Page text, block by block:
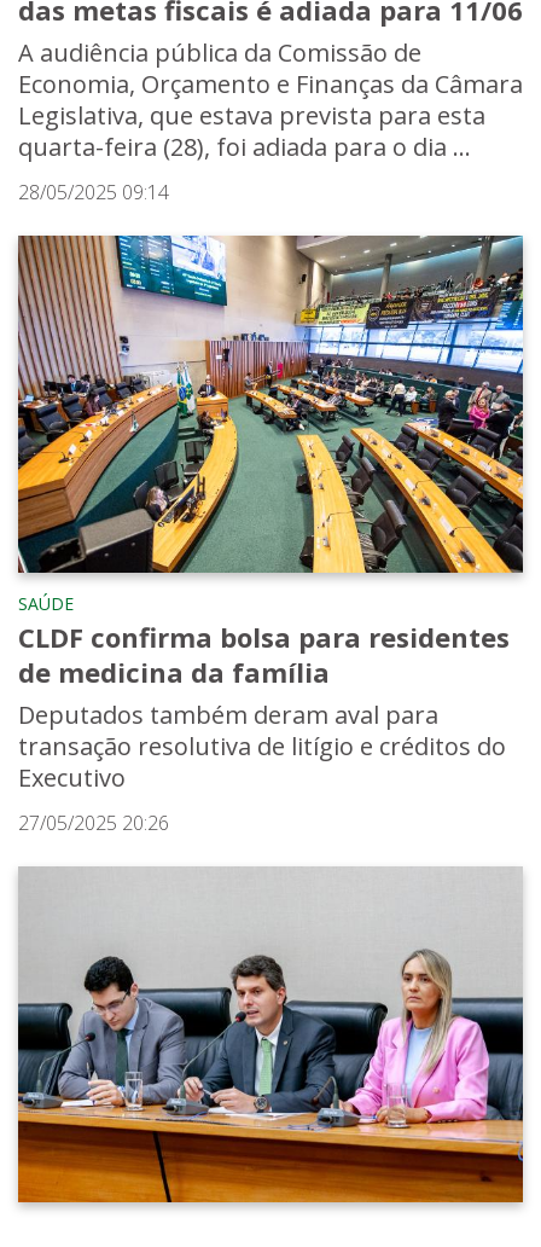
das metas fiscais é adiada para 11/06
A audiência pública da Comissão de
Economia, Orçamento e Finanças da Câmara
Legislativa, que estava prevista para esta
quarta-feira (28), foi adiada para o dia ...
28/05/2025 09:14
SAÚDE
CLDF confirma bolsa para residentes
de medicina da família
Deputados também deram aval para
transação resolutiva de litígio e créditos do
Executivo
27/05/2025 20:26